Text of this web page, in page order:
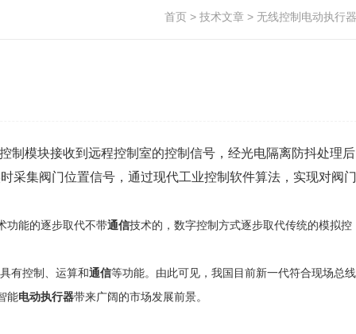
首页 > 技术文章 > 无线控制电动执行器
制模块接收到远程控制室的控制信号，经光电隔离防抖处理后
采集阀门位置信号，通过现代工业控制软件算法，实现对阀门
功能的逐步取代不带通信技术的，数字控制方式逐步取代传统的模拟控
有控制、运算和通信等功能。由此可见，我国目前新一代符合现场总线
能电动执行器带来广阔的市场发展前景。